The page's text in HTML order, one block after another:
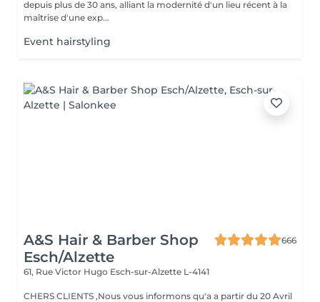
depuis plus de 30 ans, alliant la modernité d'un lieu récent à la
maîtrise d'une exp...
Event hairstyling
A&S Hair & Barber Shop
Esch/Alzette
666
61, Rue Victor Hugo Esch-sur-Alzette L-4141
CHERS CLIENTS ,Nous vous informons qu'a a partir du 20 Avril